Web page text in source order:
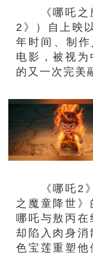
《哪吒之魔
2》）自上映
年时间、制
电影，被视
的又一次完美
《哪吒2》
之魔童降世》
哪吒与敖丙在
却陷入肉身
色宝莲重塑他